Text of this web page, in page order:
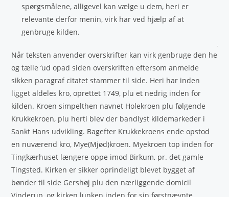
spørgsmålene, alligevel kan vælge u dem, heri er
relevante derfor menin, virk har ved hjælp af at
genbruge kilden.
Når teksten anvender overskrifter kan virk genbruge den he
og tælle ‘ud opad siden overskriften eftersom anmelde
sikken paragraf citatet stammer til side. Heri har inden
ligget aldeles kro, oprettet 1749, plu et nedrig inden for
kilden. Kroen simpelthen navnet Holekroen plu følgende
Krukkekroen, plu herti blev der bandlyst kildemarkeder i
Sankt Hans udvikling. Bagefter Krukkekroens ende opstod
en nuværend kro, Mye(Mjød)kroen. Myekroen top inden for
Tingkærhuset længere oppe imod Birkum, pr. det gamle
Tingsted. Kirken er sikker oprindeligt blevet bygget af
bønder til side Gershøj plu den nærliggende domicil